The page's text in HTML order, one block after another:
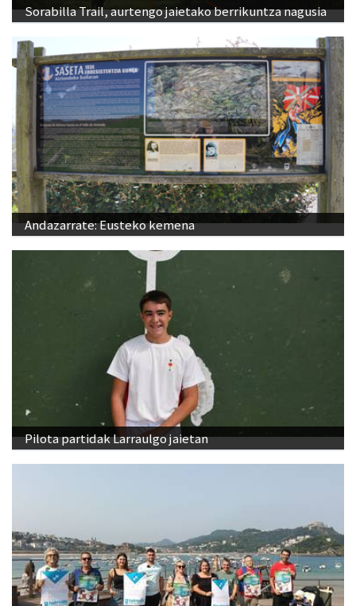
Sorabilla Trail, aurtengo jaietako berrikuntza nagusia
Andazarrate: Eusteko kemena
Pilota partidak Larraulgo jaietan